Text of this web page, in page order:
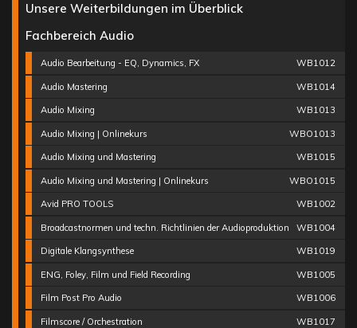
Unsere Weiterbildungen im Überblick
Fachbereich Audio
Audio Bearbeitung - EQ, Dynamics, FX WB1012
Audio Mastering WB1014
Audio Mixing WB1013
Audio Mixing | Onlinekurs WBO1013
Audio Mixing und Mastering WB1015
Audio Mixing und Mastering | Onlinekurs WBO1015
Avid PRO TOOLS WB1002
Broadcastnormen und techn. Richtlinien der Audioproduktion WB1004
Digitale Klangsynthese WB1019
ENG, Foley, Film und Field Recording WB1005
Film Post Pro Audio WB1006
Filmscore / Orchestration WB1017